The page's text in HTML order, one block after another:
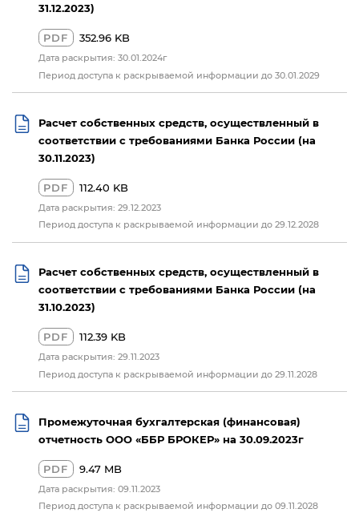
31.12.2023)
PDF 352.96 KB
Дата раскрытия: 30.01.2024г
Период доступа к раскрываемой информации до 30.01.2029
Расчет собственных средств, осуществленный в
соответствии с требованиями Банка России (на
30.11.2023)
PDF 112.40 KB
Дата раскрытия: 29.12.2023
Период доступа к раскрываемой информации до 29.12.2028
Расчет собственных средств, осуществленный в
соответствии с требованиями Банка России (на
31.10.2023)
PDF 112.39 KB
Дата раскрытия: 29.11.2023
Период доступа к раскрываемой информации до 29.11.2028
Промежуточная бухгалтерская (финансовая)
отчетность ООО «ББР БРОКЕР» на 30.09.2023г
PDF 9.47 MB
Дата раскрытия: 09.11.2023
Период доступа к раскрываемой информации до 09.11.2028